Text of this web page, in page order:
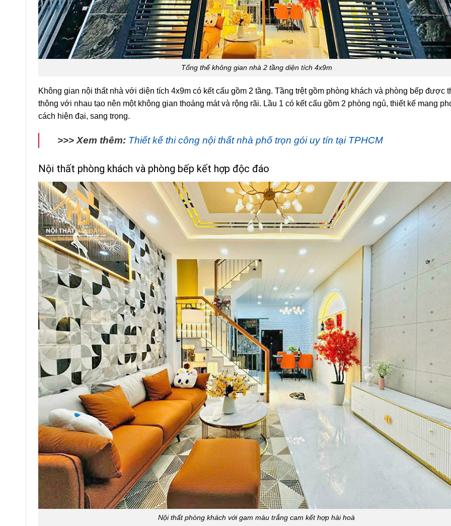
Tổng thể không gian nhà 2 tầng diện tích 4x9m
Không gian nội thất nhà với diện tích 4x9m có kết cấu gồm 2 tầng. Tầng trệt gồm phòng khách và phòng bếp được
thông với nhau tạo nên một không gian thoáng mát và rộng rãi. Lầu 1 có kết cấu gồm 2 phòng ngủ, thiết kế mang
cách hiện đại, sang trọng.
>>> Xem thêm: Thiết kế thi công nội thất nhà phố trọn gói uy tín tại TPHCM
Nội thất phòng khách và phòng bếp kết hợp độc đáo
Nội thất phòng khách với gam màu trắng cam kết hợp hài hoà